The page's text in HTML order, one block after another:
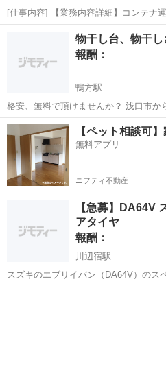
[仕事内容] 【業務内容詳細】コンテナ
ーパーマーケットで「定番商品」とし
製造している工場 。＋お仕事探しはコンシェルスタッフにおまかせ
＋。 あなたのお仕事探しをし...
工場
物干し台、物干し
報酬：
鴨方駅
格安、無料で頂けませんか？ 浅口市か
れば取りに伺います😊
岡山 浅口市 鴨方駅 買いた
【ペット相談可
無料アプリ
ニフティ不動産
【急募】DA64V
アタイヤ
報酬：
川辺宿駅
スズキのエブリイバン（DA64V）のス